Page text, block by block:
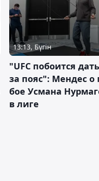
13:13, Бүгін
"UFC побоится
за пояс": Мендес о
бое Усмана
в лиге